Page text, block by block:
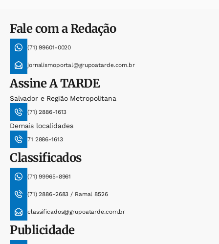
Fale com a Redação
(71) 99601-0020
jornalismoportal@grupoatarde.com.br
AssineA TARDE
Salvador e Região Metropolitana
(71) 2886-1613
Demais localidades
71 2886-1613
Classificados
(71) 99965-8961
(71) 2886-2683 / Ramal 8526
classificados@grupoatarde.com.br
Publicidade